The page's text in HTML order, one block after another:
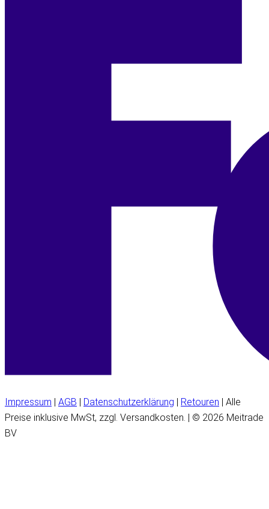
Impressum | AGB | Datenschutzerklärung | Retouren | Alle
Preise inklusive MwSt, zzgl. Versandkosten. | © 2026 Meitrade
BV